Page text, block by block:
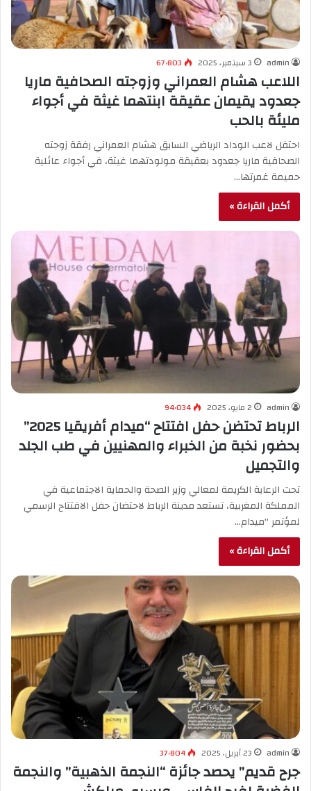
admin 3 سبتمبر، 2025 67٬803
اللاعب هشام العمراني وزوجته الصحافية ماريا
جعدود يقيمان عقيقة ابنتهما غيثة في أجواء
مليئة بالحب
احتفل لاعب الوداد الرياضي السابق هشام العمراني رفقة زوجته
الصحافية ماريا جعدود بعقيقة مولودتهما غيثة، في أجواء عائلية
حميمة غمرتها…
أكمل القراءة »
admin 2 مايو، 2025 94٬034
الرباط تحتضن حفل افتتاح “ميدام أفريقيا 2025”
بحضور نخبة من الخبراء والمهنيين في طب الجلد
والتجميل
تحت الرعاية الكريمة لمعالي وزير الصحة والحماية الاجتماعية في
المملكة المغربية، تستعد مدينة الرباط لاحتضان حفل الافتتاح الرسمي
لمؤتمر “ميدام…
أكمل القراءة »
admin 23 أبريل، 2025 37٬804
جرح قديم” يحصد جائزة “النجمة الذهبية” والنجمة